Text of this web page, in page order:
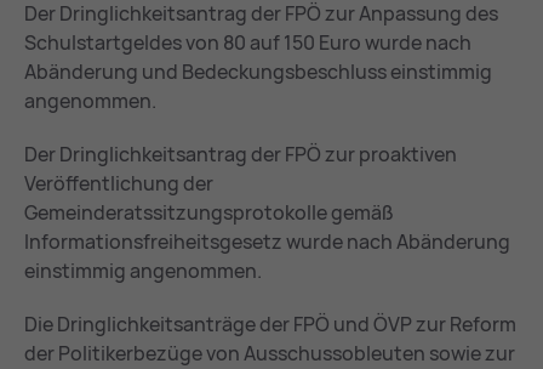
Der Dringlichkeitsantrag der FPÖ zur Anpassung des
Schulstartgeldes von 80 auf 150 Euro wurde nach
Abänderung und Bedeckungsbeschluss einstimmig
angenommen.
Der Dringlichkeitsantrag der FPÖ zur proaktiven
Veröffentlichung der
Gemeinderatssitzungsprotokolle gemäß
Informationsfreiheitsgesetz wurde nach Abänderung
einstimmig angenommen.
Die Dringlichkeitsanträge der FPÖ und ÖVP zur Reform
der Politikerbezüge von Ausschussobleuten sowie zur